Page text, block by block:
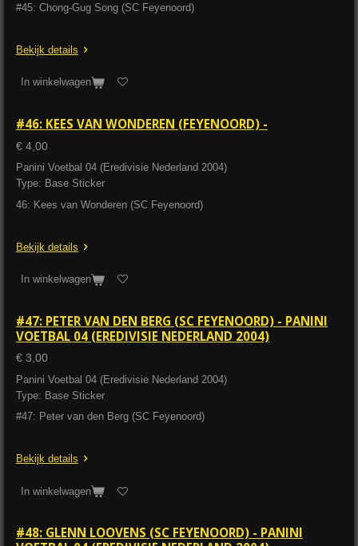
#45: Chong-Gug Song (SC Feyenoord)
Bekijk details
In winkelwagen
#46: KEES VAN WONDEREN (FEYENOORD) -
€ 4,00
Panini Voetbal 04 (Eredivisie Nederland 2004)
Type: Base Sticker
46: Kees van Wonderen (SC Feyenoord)
Bekijk details
In winkelwagen
#47: PETER VAN DEN BERG (SC FEYENOORD) - PANINI
VOETBAL 04 (EREDIVISIE NEDERLAND 2004)
€ 3,00
Panini Voetbal 04 (Eredivisie Nederland 2004)
Type: Base Sticker
#47: Peter van den Berg (SC Feyenoord)
Bekijk details
In winkelwagen
#48: GLENN LOOVENS (SC FEYENOORD) - PANINI